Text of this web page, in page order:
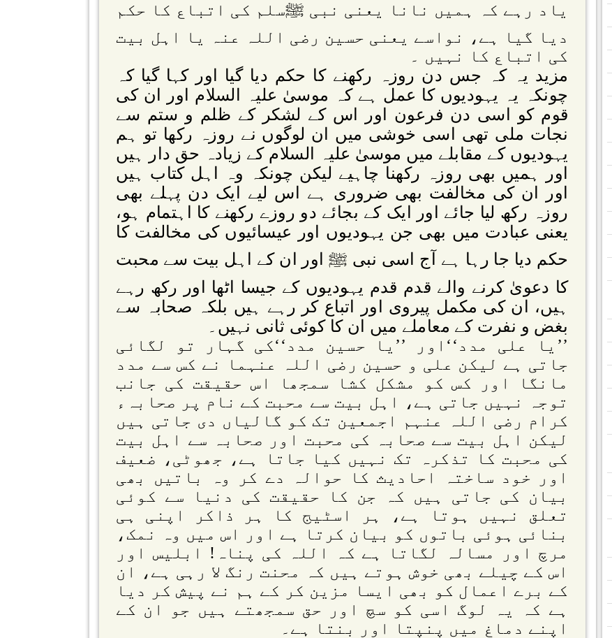
یاد رہے کہ ہمیں نانا یعنی نبی ﷺسلم کی اتباع کا حکم
دیا گیا ہے، نواسے یعنی حسین رضی اللہ عنہ یا اہل بیت
کی اتباع کا نہیں ۔
مزید یہ کہ جس دن روزہ رکھنے کا حکم دیا گیا اور کہا گیا کہ
چونکہ یہ یہودیوں کا عمل ہے کہ موسیٰ علیہ السلام اور ان کی
قوم کو اسی دن فرعون اور اس کے لشکر کے ظلم و ستم سے
نجات ملی تھی اسی خوشی میں ان لوگوں نے روزہ رکھا تو ہم
یہودیوں کے مقابلے میں موسیٰ علیہ السلام کے زیادہ حق دار ہیں
اور ہمیں بھی روزہ رکھنا چاہیے لیکن چونکہ وہ اہل کتاب ہیں
اور ان کی مخالفت بھی ضروری ہے اس لیے ایک دن پہلے بھی
روزہ رکھ لیا جائے اور ایک کے بجائے دو روزے رکھنے کا اہتمام ہو،
یعنی عبادت میں بھی جن یہودیوں اور عیسائیوں کی مخالفت کا
حکم دیا جا رہا ہے آج اسی نبی ﷺ اور ان کے اہل بیت سے محبت
کا دعویٰ کرنے والے قدم قدم یہودیوں کے جیسا اٹھا اور رکھ رہے
ہیں، ان کی مکمل پیروی اور اتباع کر رہے ہیں بلکہ صحابہ سے
بغض و نفرت کے معاملے میں ان کا کوئی ثانی نہیں۔
’’یا علی مدد‘‘اور ’’یا حسین مدد‘‘کی گہار تو لگائی
جاتی ہے لیکن علی و حسین رضی اللہ عنہما نے کس سے مدد
مانگا اور کس کو مشکل کشا سمجھا اس حقیقت کی جانب
توجہ نہیں جاتی ہے، اہل بیت سے محبت کے نام پر صحابہء
کرام رضی اللہ عنہم اجمعین تک کو گالیاں دی جاتی ہیں
لیکن اہل بیت سے صحابہ کی محبت اور صحابہ سے اہل بیت
کی محبت کا تذکرہ تک نہیں کیا جاتا ہے، جھوٹی، ضعیف
اور خود ساختہ احادیث کا حوالہ دے کر وہ باتیں بھی
بیان کی جاتی ہیں کہ جن کا حقیقت کی دنیا سے کوئی
تعلق نہیں ہوتا ہے، ہر اسٹیج کا ہر ذاکر اپنی ہی
بنائی ہوئی باتوں کو بیان کرتا ہے اور اس میں وہ نمک،
مرچ اور مسالہ لگاتا ہے کہ اللہ کی پناہ! ابلیس اور
اس کے چیلے بھی خوش ہوتے ہیں کہ محنت رنگ لا رہی ہے، ان
کے برے اعمال کو بھی ایسا مزین کر کے ہم نے پیش کر دیا
ہے کہ یہ لوگ اسی کو سچ اور حق سمجھتے ہیں جو ان کے
اپنے دماغ میں پنپتا اور بنتا ہے۔